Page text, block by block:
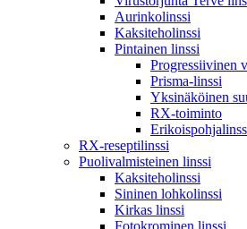
Aurinkolinssi
Kaksiteholinssi
Pintainen linssi
Progressiivinen
Prisma-linssi
Yksinäköinen
RX-toiminto
RX-reseptilinssi
Puolivalmisteinen linssi
Kaksiteholinssi
Sininen lohkolinssi
Kirkas linssi
Fotokrominen linssi